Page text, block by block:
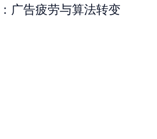
广告疲劳与算法转变